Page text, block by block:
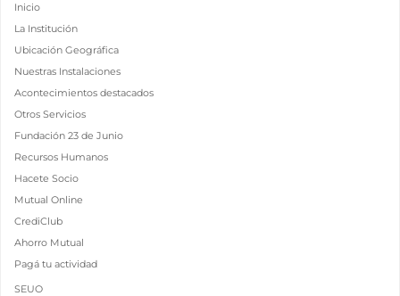
Inicio
La Institución
Ubicación Geográfica
Nuestras Instalaciones
Acontecimientos destacados
Otros Servicios
Fundación 23 de Junio
Recursos Humanos
Hacete Socio
Mutual Online
CrediClub
Ahorro Mutual
Pagá tu actividad
SEUO